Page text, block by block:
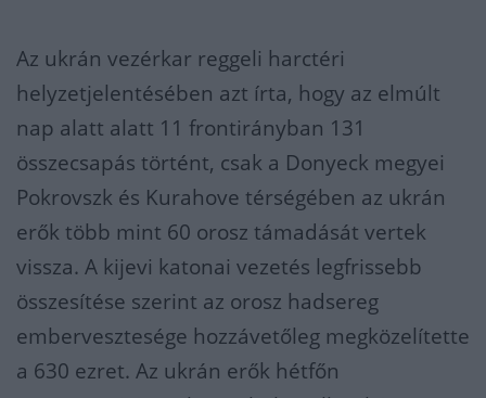
Az ukrán vezérkar reggeli harctéri
helyzetjelentésében azt írta, hogy az elmúlt
nap alatt alatt 11 frontirányban 131
összecsapás történt, csak a Donyeck megyei
Pokrovszk és Kurahove térségében az ukrán
erők több mint 60 orosz támadását vertek
vissza. A kijevi katonai vezetés legfrissebb
összesítése szerint az orosz hadsereg
embervesztesége hozzávetőleg megközelítette
a 630 ezret. Az ukrán erők hétfőn